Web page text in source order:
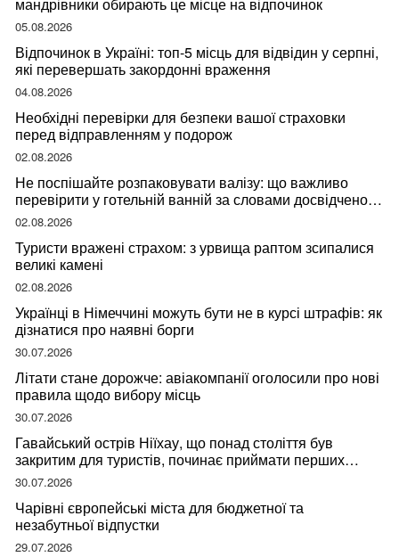
мандрівники обирають це місце на відпочинок
05.08.2026
Відпочинок в Україні: топ-5 місць для відвідин у серпні,
які перевершать закордонні враження
04.08.2026
Необхідні перевірки для безпеки вашої страховки
перед відправленням у подорож
02.08.2026
Не поспішайте розпаковувати валізу: що важливо
перевірити у готельній ванній за словами досвідченої
мандрівниці
02.08.2026
Туристи вражені страхом: з урвища раптом зсипалися
великі камені
02.08.2026
Українці в Німеччині можуть бути не в курсі штрафів: як
дізнатися про наявні борги
30.07.2026
Літати стане дорожче: авіакомпанії оголосили про нові
правила щодо вибору місць
30.07.2026
Гавайський острів Ніїхау, що понад століття був
закритим для туристів, починає приймати перших
відвідувачів
30.07.2026
Чарівні європейські міста для бюджетної та
незабутньої відпустки
29.07.2026